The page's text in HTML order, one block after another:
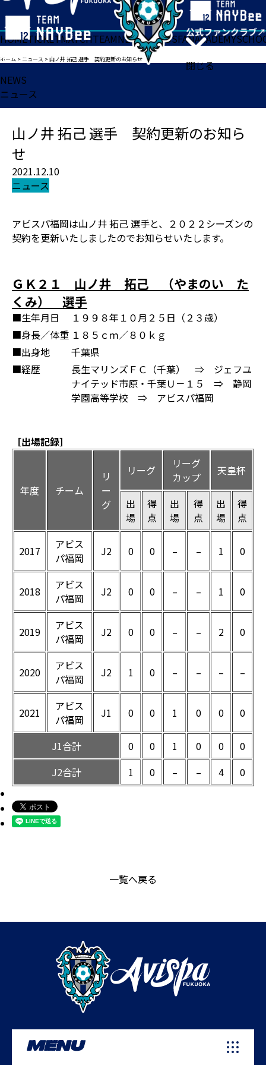
閉じる
HOMETICKETMATCHTEAMNEWSGOODSFANACADEMY
ホーム >ニュース >山ノ井 拓己 選手 契約更新のお知らせ
NEWS
ニュース
山ノ井 拓己 選手 契約更新のお知ら
せ
2021.12.10
ニュース
アビスパ福岡は山ノ井 拓己 選手と、２０２２シーズンの
契約を更新いたしましたのでお知らせいたします。
ＧＫ２１ 山ノ井 拓己 （やまのい た
くみ） 選手
■生年月日
１９９８年１０月２５日（２３歳）
■身長／体重 １８５ｃｍ／８０ｋｇ
■出身地
千葉県
■経歴
長生マリンズＦＣ（千葉） ⇒ ジェフユ
ナイテッド市原・千葉Ｕ－１５ ⇒ 静岡
学園高等学校 ⇒ アビスパ福岡
［出場記録］
年度 チーム
リ
ー
グ
リーグ
リーグ
カップ
天皇杯
出
場
得
点
出
場
得
点
出
場
得
点
2017
アビス
パ福岡
J2 0 0 – – 1 0
2018
アビス
パ福岡
J2 0 0 – – 1 0
2019
アビス
パ福岡
J2 0 0 – – 2 0
2020
アビス
パ福岡
J2 1 0 – – – –
2021
アビス
パ福岡
J1 0 0 1 0 0 0
J1合計 0 0 1 0 0
0
J2合計
1 0 – – 4 0
一覧へ戻る
MENU